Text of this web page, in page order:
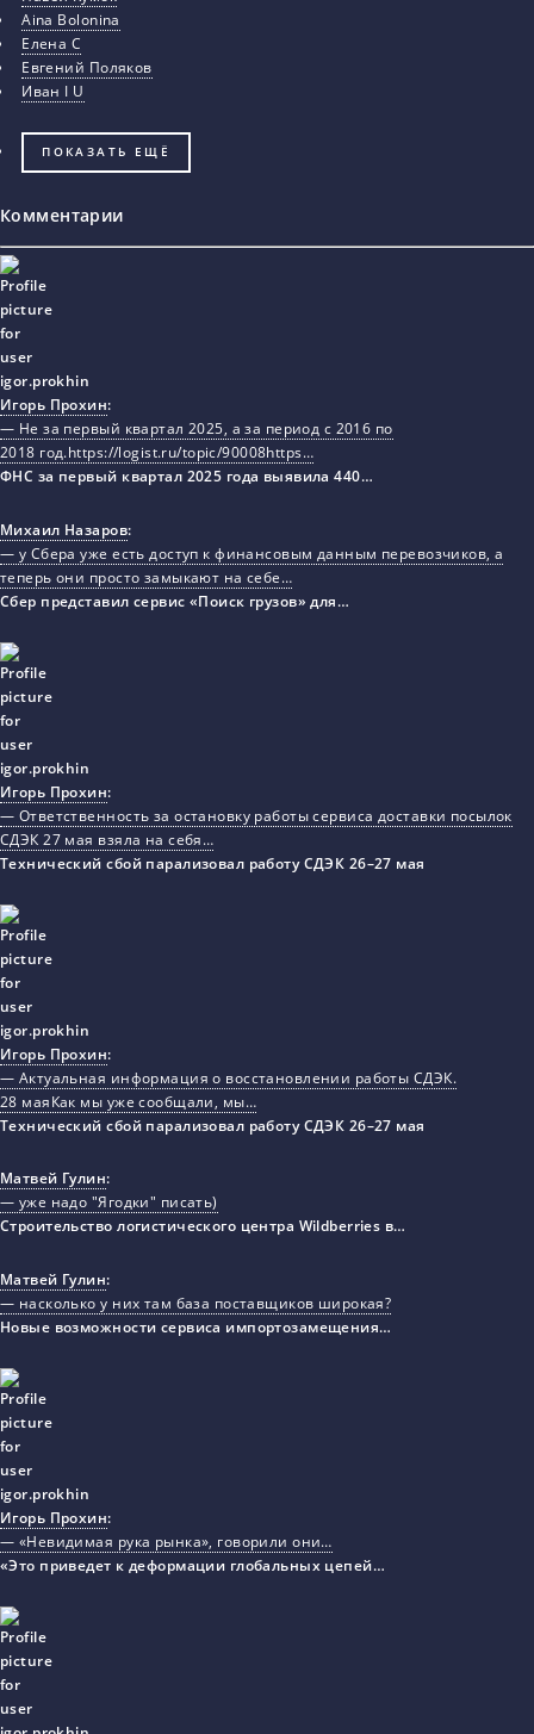
Aina Bolonina
Елена С
Евгений Поляков
Иван I U
ПОКАЗАТЬ ЕЩЁ
Комментарии
Игорь Прохин:
— Не за первый квартал 2025, а за период с 2016 по
2018 год.https://logist.ru/topic/90008https…
ФНС за первый квартал 2025 года выявила 440…
Михаил Назаров:
— у Сбера уже есть доступ к финансовым данным перевозчиков, а
теперь они просто замыкают на себе…
Сбер представил сервис «Поиск грузов» для…
Игорь Прохин:
— Ответственность за остановку работы сервиса доставки посылок
СДЭК 27 мая взяла на себя…
Технический сбой парализовал работу СДЭК 26–27 мая
Игорь Прохин:
— Актуальная информация о восстановлении работы СДЭК.
28 маяКак мы уже сообщали, мы…
Технический сбой парализовал работу СДЭК 26–27 мая
Матвей Гулин:
— уже надо "Ягодки" писать)
Строительство логистического центра Wildberries в…
Матвей Гулин:
— насколько у них там база поставщиков широкая?
Новые возможности сервиса импортозамещения…
Игорь Прохин:
— «Невидимая рука рынка», говорили они…
«Это приведет к деформации глобальных цепей…